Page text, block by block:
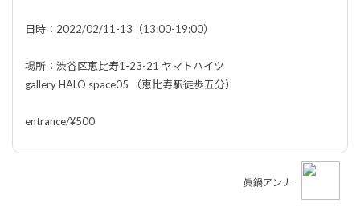
日時：2022/02/11-13（13:00-19:00）
場所：渋谷区恵比寿1-23-21 ヤマトハイツ
gallery HALO space05 （恵比寿駅徒歩五分）
entrance/¥500
眞鍋アンナ